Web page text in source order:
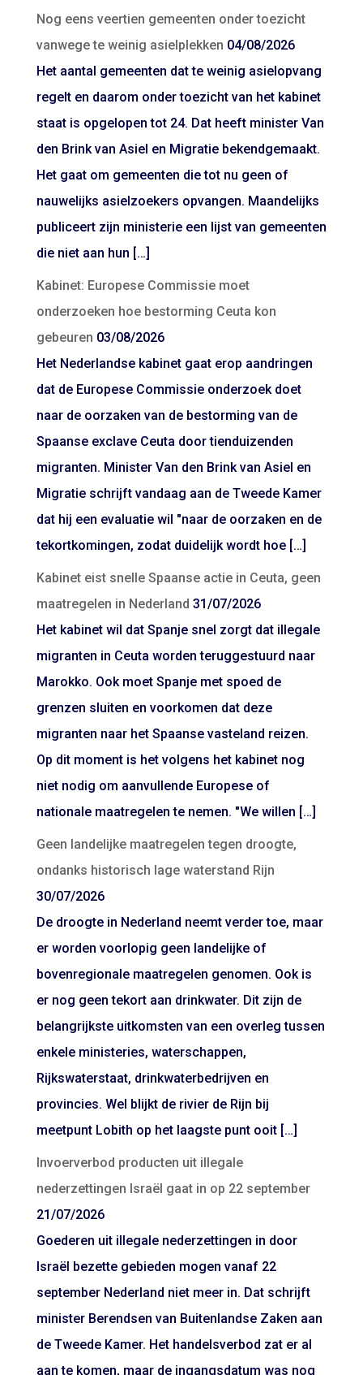
Nog eens veertien gemeenten onder toezicht
vanwege te weinig asielplekken 04/08/2026
Het aantal gemeenten dat te weinig asielopvang
regelt en daarom onder toezicht van het kabinet
staat is opgelopen tot 24. Dat heeft minister Van
den Brink van Asiel en Migratie bekendgemaakt.
Het gaat om gemeenten die tot nu geen of
nauwelijks asielzoekers opvangen. Maandelijks
publiceert zijn ministerie een lijst van gemeenten
die niet aan hun […]
Kabinet: Europese Commissie moet
onderzoeken hoe bestorming Ceuta kon
gebeuren 03/08/2026
Het Nederlandse kabinet gaat erop aandringen
dat de Europese Commissie onderzoek doet
naar de oorzaken van de bestorming van de
Spaanse exclave Ceuta door tienduizenden
migranten. Minister Van den Brink van Asiel en
Migratie schrijft vandaag aan de Tweede Kamer
dat hij een evaluatie wil "naar de oorzaken en de
tekortkomingen, zodat duidelijk wordt hoe […]
Kabinet eist snelle Spaanse actie in Ceuta, geen
maatregelen in Nederland 31/07/2026
Het kabinet wil dat Spanje snel zorgt dat illegale
migranten in Ceuta worden teruggestuurd naar
Marokko. Ook moet Spanje met spoed de
grenzen sluiten en voorkomen dat deze
migranten naar het Spaanse vasteland reizen.
Op dit moment is het volgens het kabinet nog
niet nodig om aanvullende Europese of
nationale maatregelen te nemen. "We willen […]
Geen landelijke maatregelen tegen droogte,
ondanks historisch lage waterstand Rijn
30/07/2026
De droogte in Nederland neemt verder toe, maar
er worden voorlopig geen landelijke of
bovenregionale maatregelen genomen. Ook is
er nog geen tekort aan drinkwater. Dit zijn de
belangrijkste uitkomsten van een overleg tussen
enkele ministeries, waterschappen,
Rijkswaterstaat, drinkwaterbedrijven en
provincies. Wel blijkt de rivier de Rijn bij
meetpunt Lobith op het laagste punt ooit […]
Invoerverbod producten uit illegale
nederzettingen Israël gaat in op 22 september
21/07/2026
Goederen uit illegale nederzettingen in door
Israël bezette gebieden mogen vanaf 22
september Nederland niet meer in. Dat schrijft
minister Berendsen van Buitenlandse Zaken aan
de Tweede Kamer. Het handelsverbod zat er al
aan te komen, maar de ingangsdatum was nog